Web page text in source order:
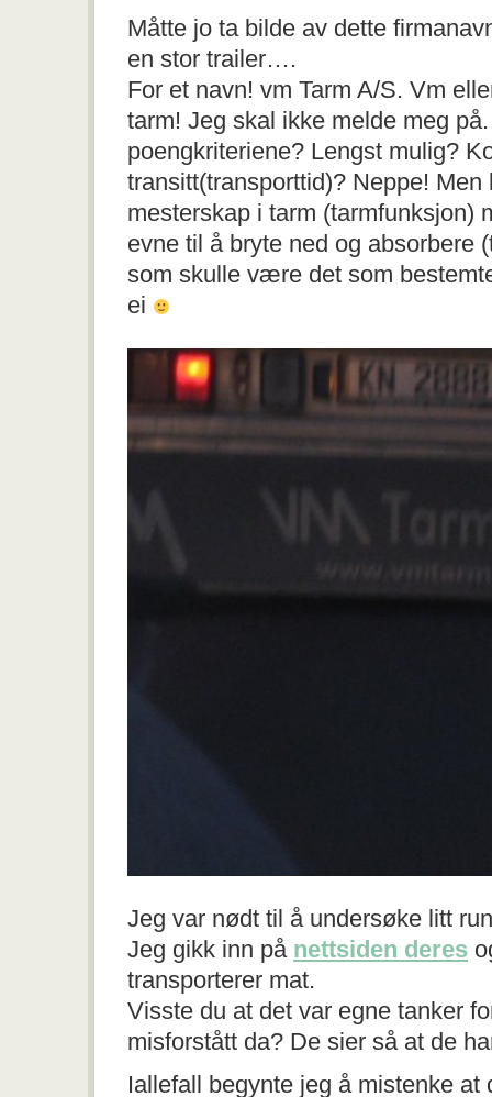
DEILIG
Å
I
DANMARK!
I
TARM
OGSÅ?
Måtte jo ta bilde av dette
en stor trailer….
For et navn! vm Tarm A/S. Vm
tarm! Jeg skal ikke melde meg
poengkriteriene? Lengst mulig?
transitt(transporttid)? Neppe!
mesterskap i tarm (tarmfunksjon)
evne til å bryte ned og absorbere
som skulle være det som
ei
Jeg var nødt til å undersøke litt
Jeg gikk inn på nettsiden deres
transporterer mat.
Visste du at det var egne tanker
misforstått da? De sier så at de
Iallefall begynte jeg å mistenke at